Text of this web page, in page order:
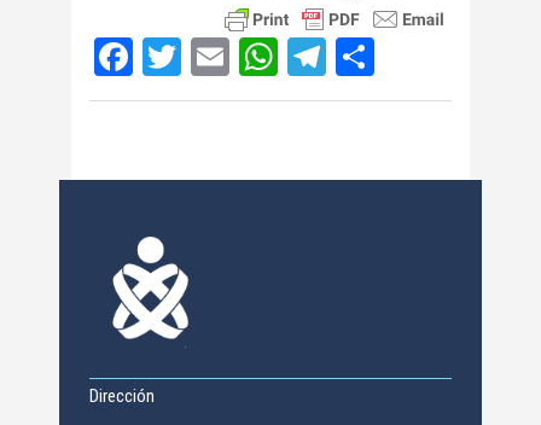
Facebook
TwitterEmailWhatsApp
Telegram
Dirección